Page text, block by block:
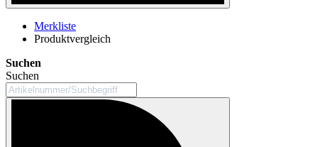
Merkliste
Produktvergleich
Suchen
Suchen